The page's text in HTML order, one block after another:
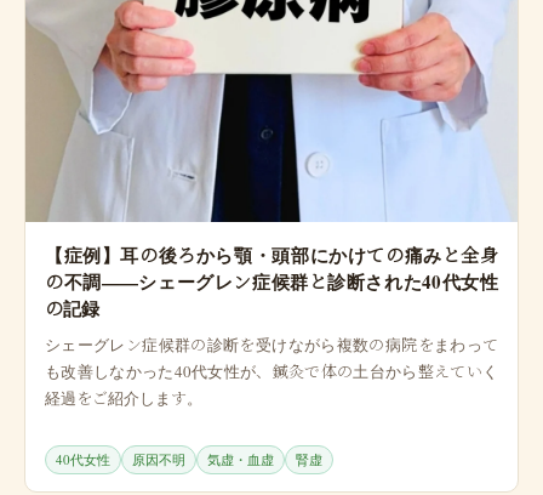
【症例】耳の後ろから顎・頭部にかけての痛みと全身
の不調——シェーグレン症候群と診断された40代女性
の記録
シェーグレン症候群の診断を受けながら複数の病院をまわって
も改善しなかった40代女性が、鍼灸で体の土台から整えていく
経過をご紹介します。
40代女性 原因不明 気虚・血虚 腎虚